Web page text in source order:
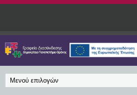
Παράκαμψη προς το κυρίως περιεχόμενο